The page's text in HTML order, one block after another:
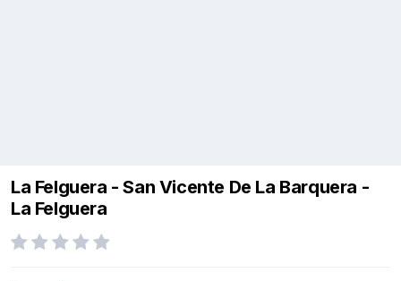
La Felguera - San Vicente De La Barquera -
La Felguera